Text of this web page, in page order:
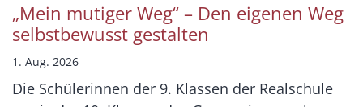
„Mein mutiger Weg“ – Den eigenen Weg
selbstbewusst gestalten
1. Aug. 2026
Die Schülerinnen der 9. Klassen der Realschule